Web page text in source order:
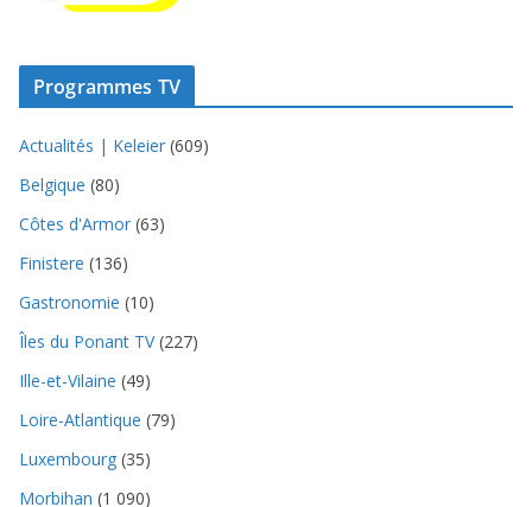
Programmes TV
Actualités | Keleier (609)
Belgique (80)
Côtes d'Armor (63)
Finistere (136)
Gastronomie (10)
Îles du Ponant TV(227)
Ille-et-Vilaine (49)
Loire-Atlantique (79)
Luxembourg (35)
Morbihan (1 090)